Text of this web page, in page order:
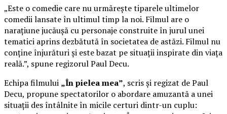
„Este o comedie care nu urmărește tiparele ultimelor
comedii lansate în ultimul timp la noi. Filmul are o
narațiune jucăușă cu personaje construite în jurul unei
tematici aprins dezbătută în societatea de astăzi. Filmul nu
conține înjurături și este bazat pe situații inspirate din viața
reală.”, spune regizorul Paul Decu.
Echipa filmului „În pielea mea”, scris și regizat de Paul
Decu, propune spectatorilor o abordare amuzantă a unei
situații des întâlnite în micile certuri dintr-un cuplu: